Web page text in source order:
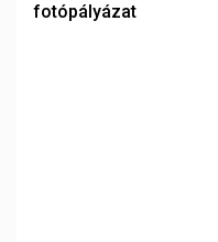
fotópályázat